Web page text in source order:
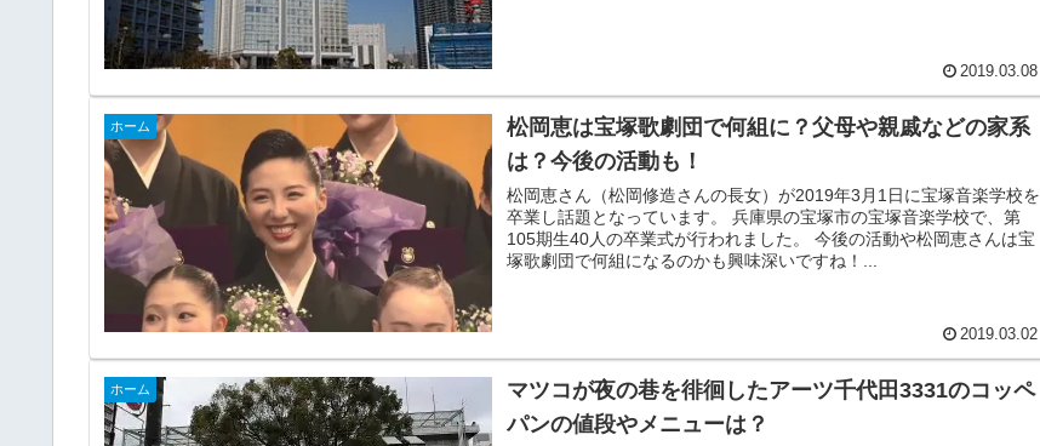
2019.03.08
ホーム
松岡恵は宝塚歌劇団で何組に？父母や親戚などの家系
は？今後の活動も！
松岡恵さん（松岡修造さんの長女）が2019年3月1日に宝塚音楽学校を
卒業し話題となっています。 兵庫県の宝塚市の宝塚音楽学校で、第
105期生40人の卒業式が行われました。 今後の活動や松岡恵さんは宝
塚歌劇団で何組になるのかも興味深いですね！...
2019.03.02
ホーム
マツコが夜の巷を徘徊したアーツ千代田3331のコッペ
パンの値段やメニューは？